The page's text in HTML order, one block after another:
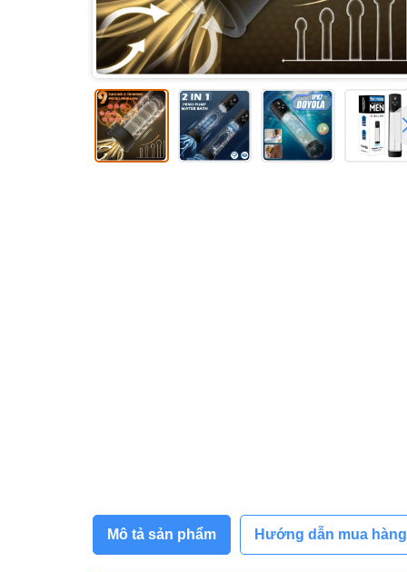
Mô tả sản phẩm Hướng dẫn mua hàng